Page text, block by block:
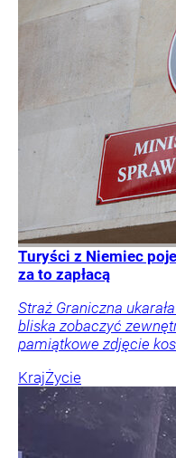
Turyści z Niemiec
za to zapłacą
Straż Graniczna
bliska zobaczyć
pamiątkowe zdjęcie
KrajŻycie